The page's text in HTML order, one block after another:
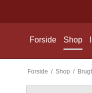
Forside Shop
Forside / Shop /